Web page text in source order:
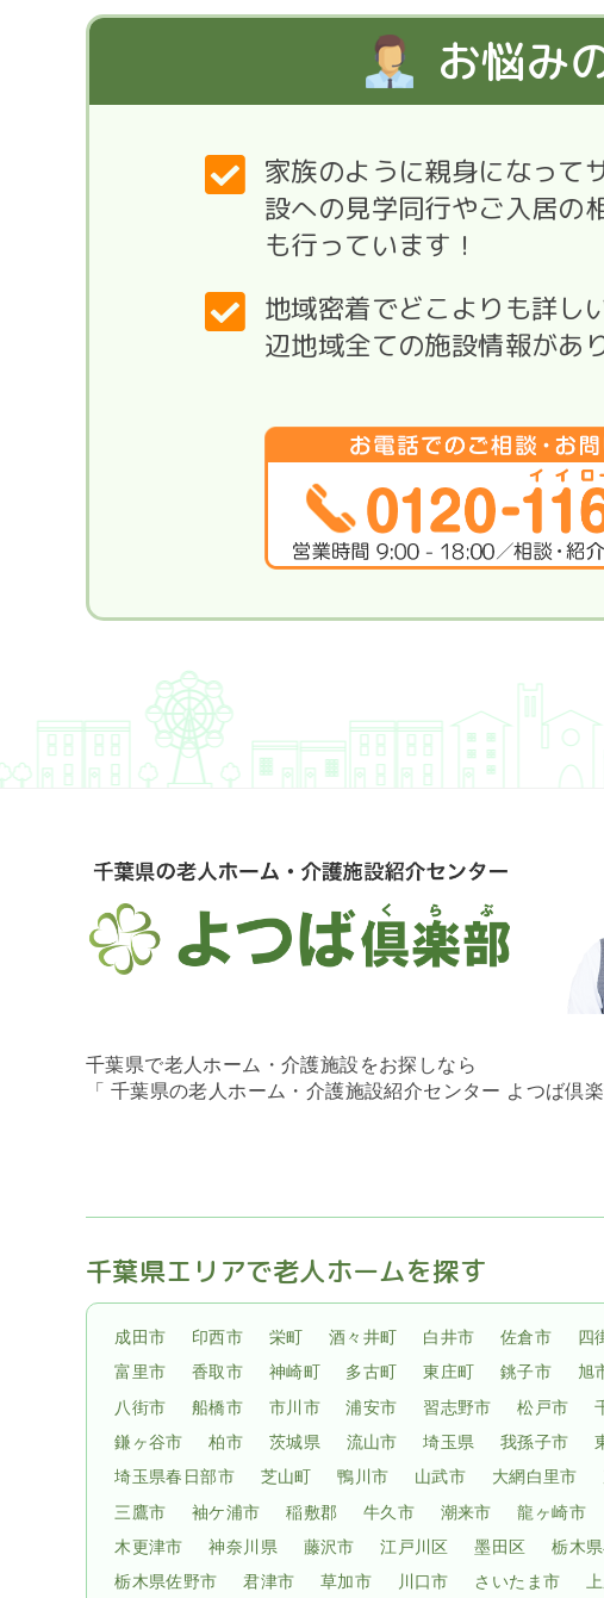
お悩み
家族のように親身になって
設への見学同行やご入居の
も行っています！
地域密着でどこよりも詳し
辺地域全ての施設情報があ
千葉県で老人ホーム・介護施設をお探しなら
「 千葉県の老人ホーム・介護施設紹介センター よつば倶
千葉県エリアで老人ホームを探す
成田市 印西市 栄町 酒々井町 白井市 佐倉市 四
富里市
香取市 神崎町 多古町 東庄町 銚子市 旭
八街市
船橋市 市川市 浦安市 習志野市 松戸市
鎌ヶ谷市
柏市 茨城県 流山市 埼玉県 我孫子市
埼玉県春日部市
芝山町 鴨川市 山武市 大網白里市
三鷹市
袖ケ浦市 稲敷郡 牛久市 潮来市 龍ヶ崎市
木更津市
神奈川県 藤沢市 江戸川区 墨田区
栃木
栃木県佐野市
君津市 草加市 川口市 さいたま市